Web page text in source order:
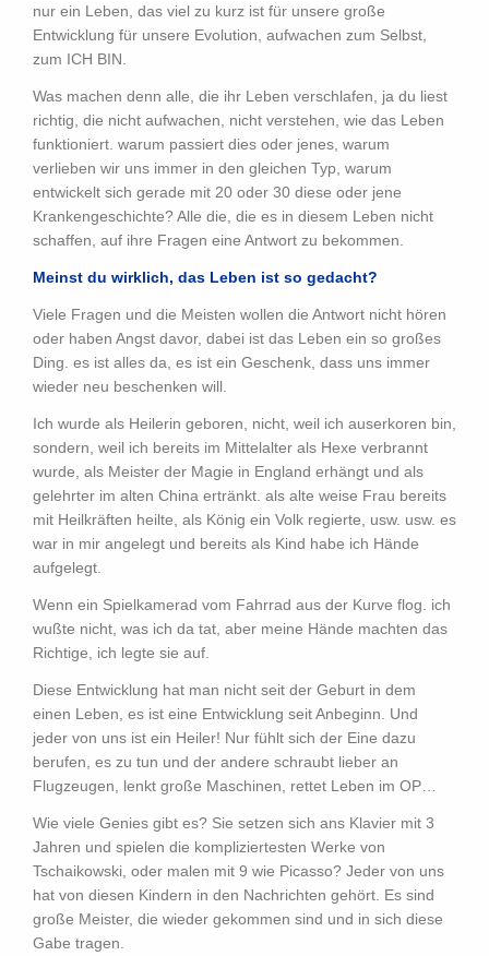
nur ein Leben, das viel zu kurz ist für unsere große
Entwicklung für unsere Evolution, aufwachen zum Selbst,
zum ICH BIN.
Was machen denn alle, die ihr Leben verschlafen, ja du liest
richtig, die nicht aufwachen, nicht verstehen, wie das Leben
funktioniert. warum passiert dies oder jenes, warum
verlieben wir uns immer in den gleichen Typ, warum
entwickelt sich gerade mit 20 oder 30 diese oder jene
Krankengeschichte? Alle die, die es in diesem Leben nicht
schaffen, auf ihre Fragen eine Antwort zu bekommen.
Meinst du wirklich, das Leben ist so gedacht?
Viele Fragen und die Meisten wollen die Antwort nicht hören
oder haben Angst davor, dabei ist das Leben ein so großes
Ding. es ist alles da, es ist ein Geschenk, dass uns immer
wieder neu beschenken will.
Ich wurde als Heilerin geboren, nicht, weil ich auserkoren bin,
sondern, weil ich bereits im Mittelalter als Hexe verbrannt
wurde, als Meister der Magie in England erhängt und als
gelehrter im alten China ertränkt. als alte weise Frau bereits
mit Heilkräften heilte, als König ein Volk regierte, usw. usw. es
war in mir angelegt und bereits als Kind habe ich Hände
aufgelegt.
Wenn ein Spielkamerad vom Fahrrad aus der Kurve flog. ich
wußte nicht, was ich da tat, aber meine Hände machten das
Richtige, ich legte sie auf.
Diese Entwicklung hat man nicht seit der Geburt in dem
einen Leben, es ist eine Entwicklung seit Anbeginn. Und
jeder von uns ist ein Heiler! Nur fühlt sich der Eine dazu
berufen, es zu tun und der andere schraubt lieber an
Flugzeugen, lenkt große Maschinen, rettet Leben im OP…
Wie viele Genies gibt es? Sie setzen sich ans Klavier mit 3
Jahren und spielen die kompliziertesten Werke von
Tschaikowski, oder malen mit 9 wie Picasso? Jeder von uns
hat von diesen Kindern in den Nachrichten gehört. Es sind
große Meister, die wieder gekommen sind und in sich diese
Gabe tragen.